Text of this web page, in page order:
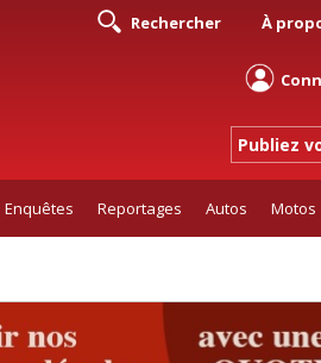
Rechercher À
Publiez
Enquêtes Reportages Autos Motos